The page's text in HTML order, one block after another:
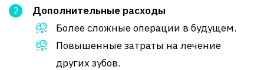
Дополнительные расходы
Более сложные операции в будущем.
Повышенные затраты на лечение
других зубов.